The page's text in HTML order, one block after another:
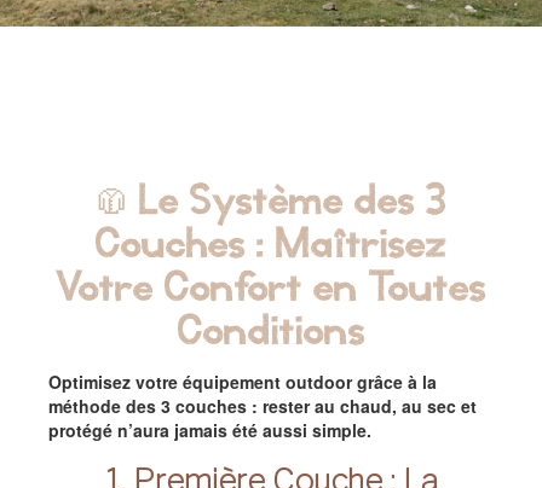
🧥 Le Système des 3
Couches : Maîtrisez
Votre Confort en Toutes
Conditions
Optimisez votre équipement outdoor grâce à la
méthode des 3 couches : rester au chaud, au sec et
protégé n’aura jamais été aussi simple.
1. Première Couche : La